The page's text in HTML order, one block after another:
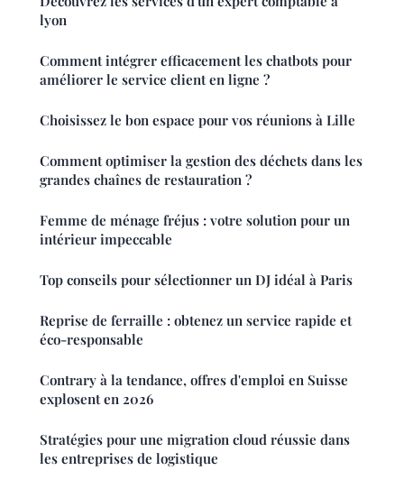
lyon
Comment intégrer efficacement les chatbots pour
améliorer le service client en ligne ?
Choisissez le bon espace pour vos réunions à Lille
Comment optimiser la gestion des déchets dans les
grandes chaînes de restauration ?
Femme de ménage fréjus : votre solution pour un
intérieur impeccable
Top conseils pour sélectionner un DJ idéal à Paris
Reprise de ferraille : obtenez un service rapide et
éco-responsable
Contrary à la tendance, offres d'emploi en Suisse
explosent en 2026
Stratégies pour une migration cloud réussie dans
les entreprises de logistique